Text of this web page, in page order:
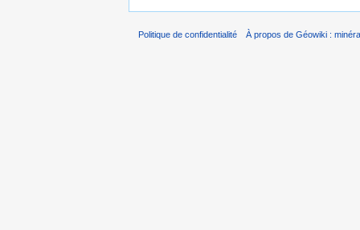
Politique de confidentialité À propos de Géowiki :